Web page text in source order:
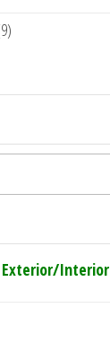
Exterior/Interior